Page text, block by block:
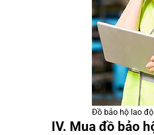
Đồ bảo hộ lao
IV. Mua đồ bảo